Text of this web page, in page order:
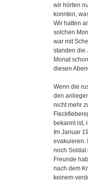
wir hörten
konnten,
Wir hatten
solchen
war mit
standen die
Monat
diesen
Wenn die
den
nicht mehr
bekannt ist,
Im Januar
evakuieren.
noch Soldat
Freunde
nach dem
keinem